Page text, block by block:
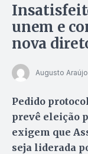
unem e
nova
Augusto Araújo
Pedido
prevê eleição
exigem que
seja liderada